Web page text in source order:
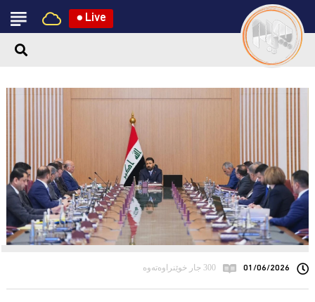
● Live
01/06/2026 300 جار خوێنراوەتەوە